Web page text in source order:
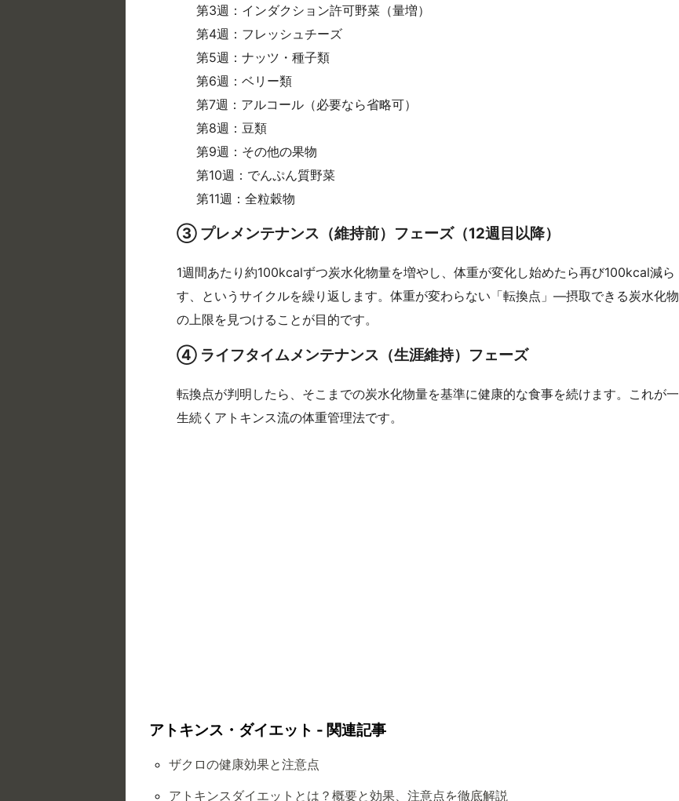
第3週：インダクション許可野菜（量増）
第4週：フレッシュチーズ
第5週：ナッツ・種子類
第6週：ベリー類
第7週：アルコール（必要なら省略可）
第8週：豆類
第9週：その他の果物
第10週：でんぷん質野菜
第11週：全粒穀物
③ プレメンテナンス（維持前）フェーズ（12週目以降）
1週間あたり約100kcalずつ炭水化物量を増やし、体重が変化し始めたら再び100kcal減ら
す、というサイクルを繰り返します。体重が変わらない「転換点」―摂取できる炭水化物
の上限を見つけることが目的です。
④ ライフタイムメンテナンス（生涯維持）フェーズ
転換点が判明したら、そこまでの炭水化物量を基準に健康的な食事を続けます。これが一
生続くアトキンス流の体重管理法です。
アトキンス・ダイエット - 関連記事
ザクロの健康効果と注意点
アトキンスダイエットとは？概要と効果、注意点を徹底解説